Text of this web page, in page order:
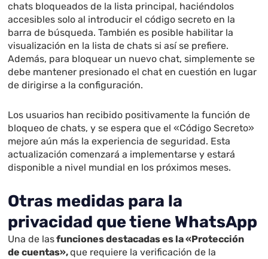
chats bloqueados de la lista principal, haciéndolos
accesibles solo al introducir el código secreto en la
barra de búsqueda. También es posible habilitar la
visualización en la lista de chats si así se prefiere.
Además, para bloquear un nuevo chat, simplemente se
debe mantener presionado el chat en cuestión en lugar
de dirigirse a la configuración.
Los usuarios han recibido positivamente la función de
bloqueo de chats, y se espera que el «Código Secreto»
mejore aún más la experiencia de seguridad. Esta
actualización comenzará a implementarse y estará
disponible a nivel mundial en los próximos meses.
Otras medidas para la
privacidad que tiene WhatsApp
Una de lasfunciones destacadas es la «Protección
de cuentas»,que requiere la verificación de la